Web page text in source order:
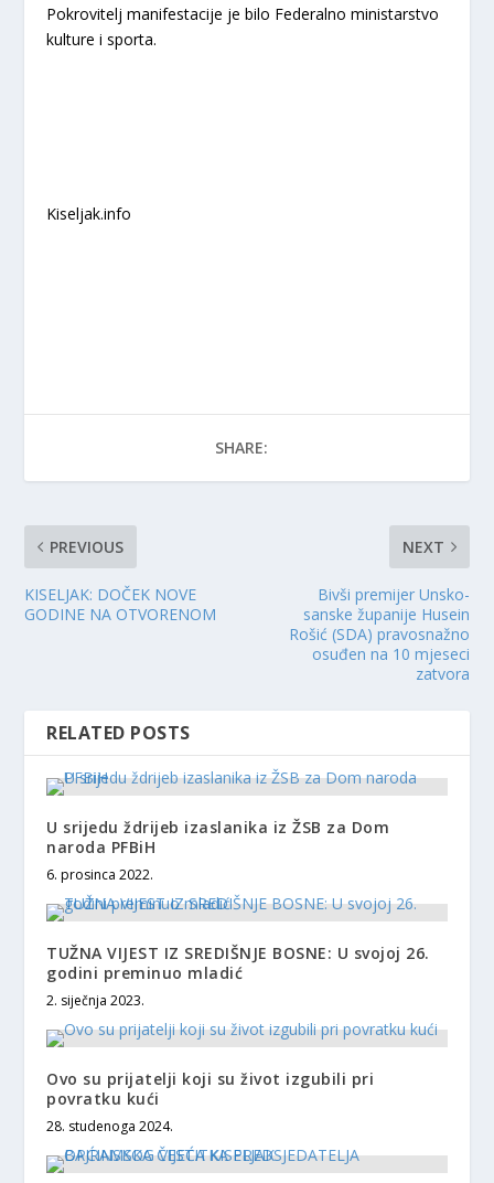
Pokrovitelj manifestacije je bilo Federalno ministarstvo
kulture i sporta.
Kiseljak.info
SHARE:
PREVIOUS
KISELJAK: DOČEK NOVE
GODINE NA OTVORENOM
NEXT
Bivši premijer Unsko-
sanske županije Husein
Rošić (SDA) pravosnažno
osuđen na 10 mjeseci
zatvora
RELATED POSTS
U srijedu ždrijeb izaslanika iz ŽSB za Dom
naroda PFBiH
6. prosinca 2022.
TUŽNA VIJEST IZ SREDIŠNJE BOSNE: U svojoj 26.
godini preminuo mladić
2. siječnja 2023.
Ovo su prijatelji koji su život izgubili pri
povratku kući
28. studenoga 2024.